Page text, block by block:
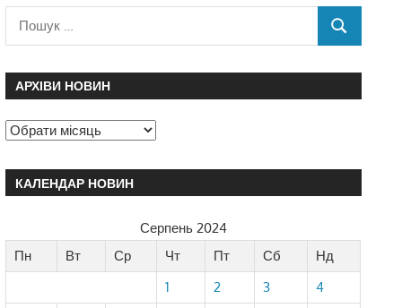
АРХІВИ НОВИН
КАЛЕНДАР НОВИН
Серпень 2024
Пн
Вт Ср Чт Пт Сб
Нд
1
2 3
4